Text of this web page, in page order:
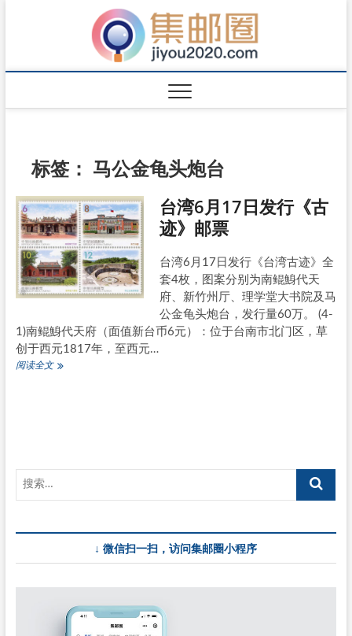
标签： 马公金龟头炮台
台湾6月17日发行《古
迹》邮票
台湾6月17日发行《台湾古迹》全
套4枚，图案分别为南鲲鯓代天
府、新竹州厅、理学堂大书院及马
公金龟头炮台，发行量60万。 (4-
1)南鲲鯓代天府（面值新台币6元）：位于台南市北门区，草
创于西元1817年，至西元…
阅读全文台
↓ 微信扫一扫，访问集邮圈小程序